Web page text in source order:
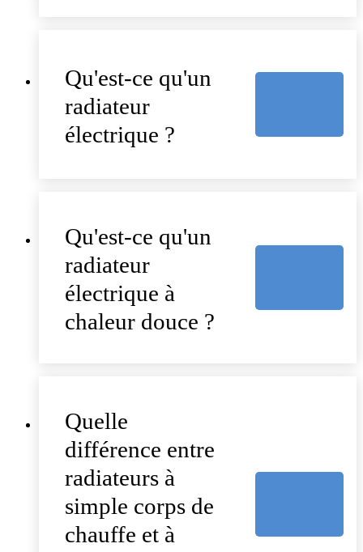
Qu'est-ce qu'un
radiateur
électrique ?
Qu'est-ce qu'un
radiateur
électrique à
chaleur douce ?
Quelle
différence entre
radiateurs à
simple corps de
chauffe et à